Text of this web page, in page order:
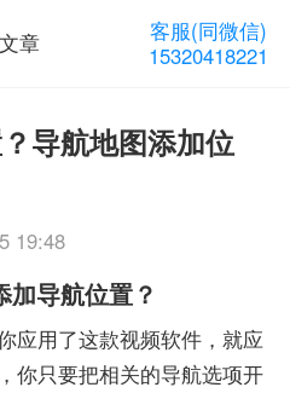
文章
客服(同微信)
15320418221
导航地图添加位
19:48
导航位置？
应用了这款视频软件，就应
你只要把相关的导航选项开